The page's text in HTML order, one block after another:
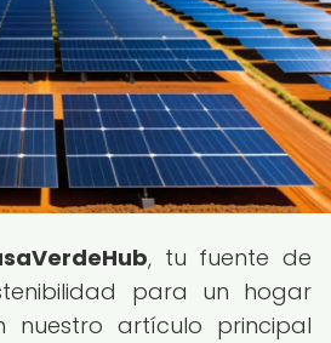
, tu fuente de
para un hogar
nuestro artículo principal